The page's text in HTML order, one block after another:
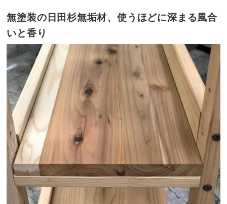
無塗装の日田杉無垢材、使うほどに深まる風合
いと香り